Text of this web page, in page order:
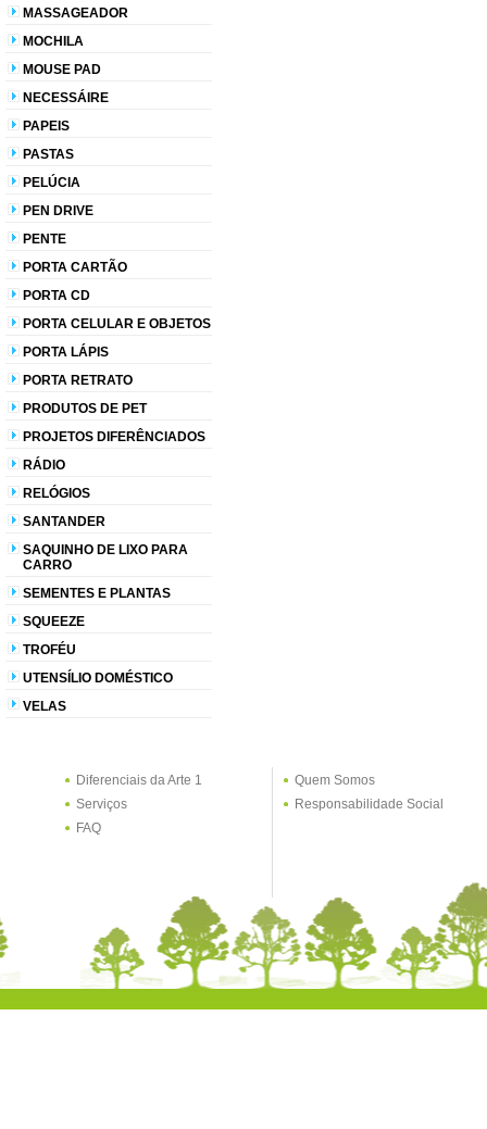
MASSAGEADOR
MOCHILA
MOUSE PAD
NECESSÁIRE
PAPEIS
PASTAS
PELÚCIA
PEN DRIVE
PENTE
PORTA CARTÃO
PORTA CD
PORTA CELULAR E OBJETOS
PORTA LÁPIS
PORTA RETRATO
PRODUTOS DE PET
PROJETOS DIFERÊNCIADOS
RÁDIO
RELÓGIOS
SANTANDER
SAQUINHO DE LIXO PARA
CARRO
SEMENTES E PLANTAS
SQUEEZE
TROFÉU
UTENSÍLIO DOMÉSTICO
VELAS
Diferenciais da Arte 1
Serviços
FAQ
Quem Somos
Responsabilidade Social